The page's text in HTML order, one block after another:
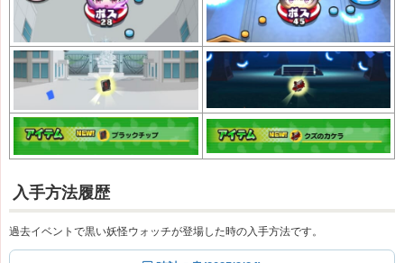
入手方法履歴
過去イベントで黒い妖怪ウォッチが登場した時の入手方法です。